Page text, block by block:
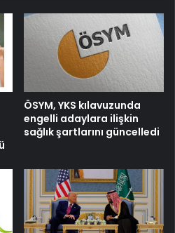
ÖSYM, YKS kılavuzunda
engelli adaylara ilişkin
sağlık şartlarını güncelledi